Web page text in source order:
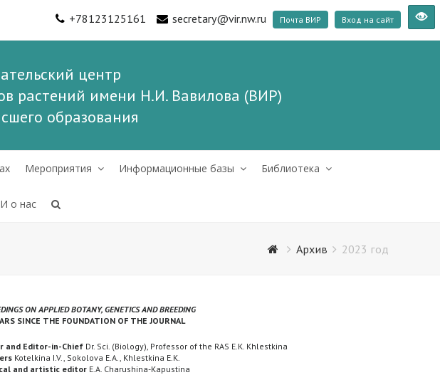
+78123125161 secretary@vir.nw.ru Почта ВИР Вход на сайт
центр
растений имени Н.И. Вавилова (ВИР)
образования
Мероприятия Информационные базы Библиотека
о нас
Архив 2023 год
ON APPLIED BOTANY, GENETICS AND BREEDING
SINCE THE FOUNDATION OF THE JOURNAL
and Editor-in-Chief Dr. Sci. (Biology), Professor of the RAS E.K. Khlestkina
Kotelkina I.V., Sokolova E.A., Khlestkina E.K.
and artistic editor E.A. Charushina-Kapustina